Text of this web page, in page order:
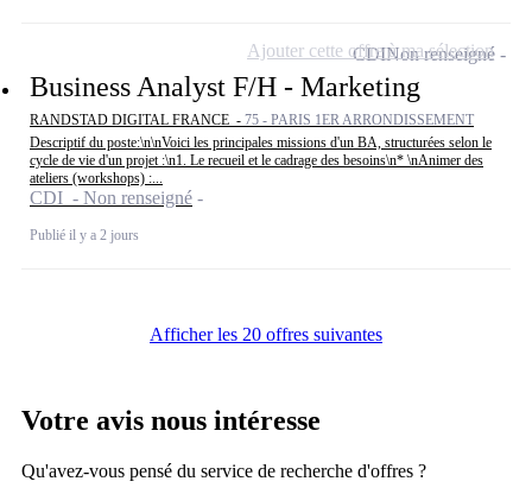
Business Analyst F/H - Marketing
RANDSTAD DIGITAL FRANCE - 75 - PARIS 1ER ARRONDISSEMENT
Descriptif du poste:\n\nVoici les principales missions d'un BA, structurées selon le
cycle de vie d'un projet :\n1. Le recueil et le cadrage des besoins\n* \nAnimer des
ateliers (workshops) :...
CDI - Non renseigné
Publié il y a 2 jours
CDINon renseigné
Ajouter cette offre à ma sélection
Afficher les 20 offres suivantes
Votre avis nous intéresse
Qu'avez-vous pensé du service de recherche d'offres ?